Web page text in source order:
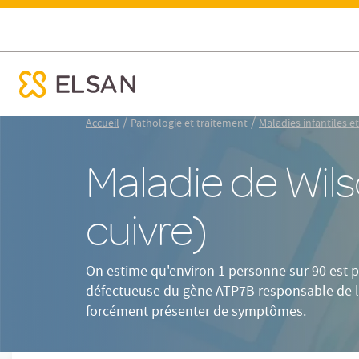
Nx:Aller
Maladie de Wilson
menu mobile
Accueil/ Pathologie et traitement/Maladies infantiles
Maladie de
cuivre)
On estime qu'environ 1 personne sur 90 est
défectueuse du gène ATP7B responsable
forcément présenter de symptômes.